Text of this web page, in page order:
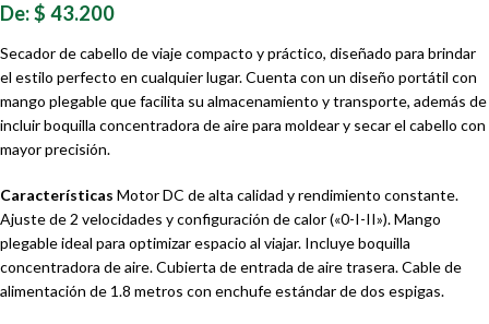
De:$ 43.200
Secador de cabello de viaje compacto y práctico, diseñado para brindar
el estilo perfecto en cualquier lugar. Cuenta con un diseño portátil con
mango plegable que facilita su almacenamiento y transporte, además de
incluir boquilla concentradora de aire para moldear y secar el cabello con
mayor precisión.
Características Motor DC de alta calidad y rendimiento constante.
Ajuste de 2 velocidades y configuración de calor («0-I-II»). Mango
plegable ideal para optimizar espacio al viajar. Incluye boquilla
concentradora de aire. Cubierta de entrada de aire trasera. Cable de
alimentación de 1.8 metros con enchufe estándar de dos espigas.